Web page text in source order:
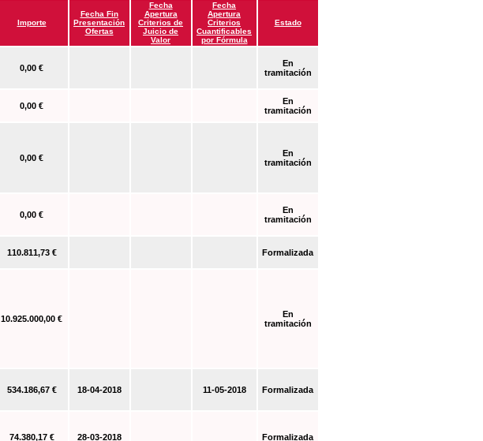
Importe
Fecha Fin
Presentación
Ofertas
Fecha
Apertura
Criterios de
Juicio de
Valor
Fecha
Apertura
Criterios
Cuantificables
por Fórmula
Estado
0,00 €
En
tramitación
0,00 €
En
tramitación
0,00 €
En
tramitación
0,00 €
En
tramitación
110.811,73 € Formalizada
10.925.000,00 €
En
tramitación
534.186,67 € 18-04-2018 11-05-2018 Formalizada
74.380,17 € 28-03-2018 Formalizada